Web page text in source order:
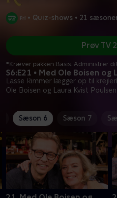
• Quiz-shows • 21
S6:E21 • Med Ole Boisen og
Lasse Rimmer lægger op til
Ole Boisen og Laura Kvist
Prøv TV
*Kræver pakken Basis. Administrer
Sæson 6 Sæson 7